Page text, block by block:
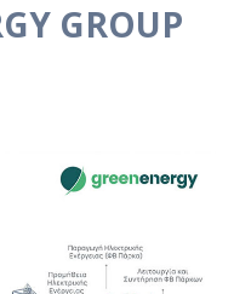
GROUP